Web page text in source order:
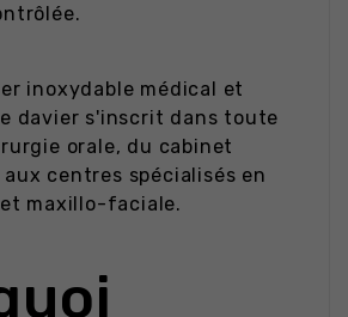
inoxydable médical et
davier s'inscrit dans toute
orale, du cabinet
centres spécialisés en
maxillo-faciale.